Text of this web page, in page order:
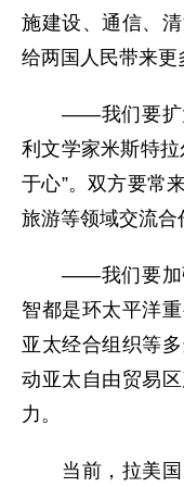
施建设、通信、
给两国人民带来更
——我们要扩大
利文学家米斯特
于心”。双方要常
旅游等领域交流合
——我们要加强
智都是环太平洋
亚太经合组织等
动亚太自由贸易
力。
当前，拉美国